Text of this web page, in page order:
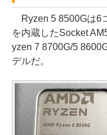
Ryzen 5 8500Gは6
を内蔵したSocket
yzen 7 8700G/5
デルだ。